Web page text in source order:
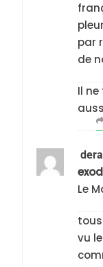
par
de
Il
Le
vu